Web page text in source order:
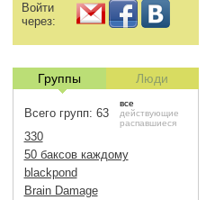
Войти
через:
Группы Люди
Всего групп: 63
все
действующие
распавшиеся
330
50 баксов каждому
blackpond
Brain Damage